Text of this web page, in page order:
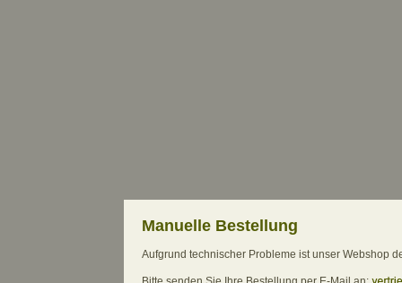
Manuelle Bestellung
Aufgrund technischer Probleme ist unser Webshop